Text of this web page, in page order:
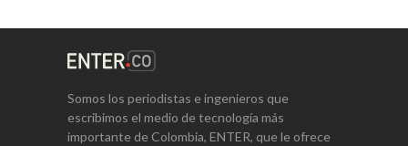
Somos los periodistas e ingenieros que
escribimos el medio de tecnología más
importante de Colombia, ENTER, que le ofrece